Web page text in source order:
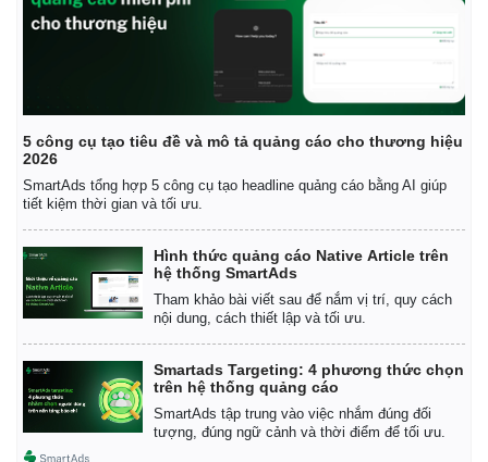
5 công cụ tạo tiêu đề và mô tả quảng cáo cho thương hiệu
2026
SmartAds tổng hợp 5 công cụ tạo headline quảng cáo bằng AI giúp
tiết kiệm thời gian và tối ưu.
Hình thức quảng cáo Native Article trên
hệ thống SmartAds
Tham khảo bài viết sau để nắm vị trí, quy cách
nội dung, cách thiết lập và tối ưu.
Smartads Targeting: 4 phương thức chọn
trên hệ thống quảng cáo
SmartAds tập trung vào việc nhắm đúng đối
tượng, đúng ngữ cảnh và thời điểm để tối ưu.